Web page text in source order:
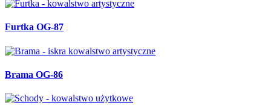
Furtka OG-87
Brama OG-86